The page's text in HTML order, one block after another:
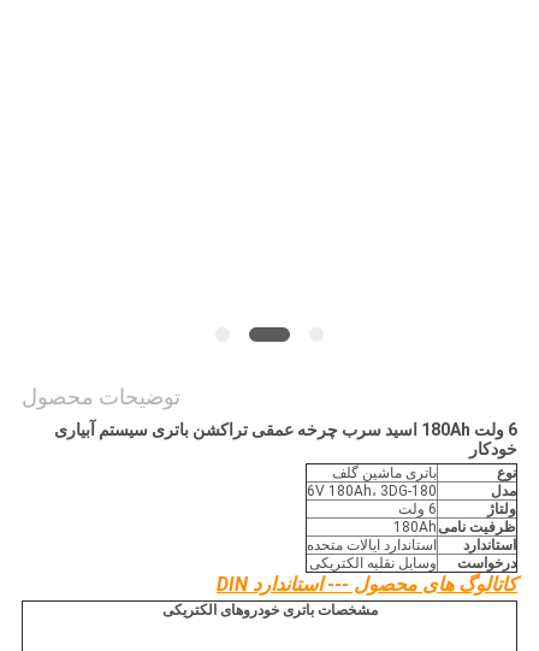
توضیحات محصول
6 ولت 180Ah اسید سرب چرخه عمقی تراکشن باتری سیستم آبیاری
خودکار
نوع
باتری ماشین گلف
مدل
6V 180Ah، 3DG-180
ولتاژ
6 ولت
ظرفیت نامی180Ah
استاندارد
استاندارد ایالات متحده
درخواست
وسایل نقلیه الکتریکی
کاتالوگ های محصول --- استاندارد DIN
مشخصات باتری خودروهای الکتریکی